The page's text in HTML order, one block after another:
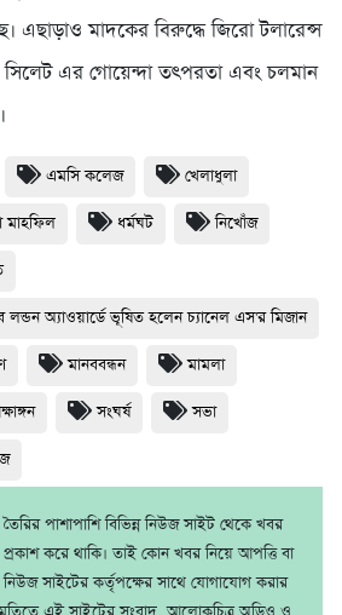
এছাড়াও মাদকের বিরুদ্ধে জিরো টলারেন্স
সিলেট এর গোয়েন্দা তৎপরতা এবং চলমান
এমসি কলেজ খেলাধুলা
মাহফিল ধর্মঘট নিখোঁজ
অ্যাওয়ার্ডে ভূষিত হলেন চ্যানেল এস'র মিজান
মানববন্ধন মামলা
সংঘর্ষ সভা
পাশাপাশি বিভিন্ন নিউজ সাইট থেকে খবর
প্রকাশ করে থাকি। তাই কোন খবর নিয়ে আপত্তি বা
নিউজ সাইটের কর্তৃপক্ষের সাথে যোগাযোগ করার